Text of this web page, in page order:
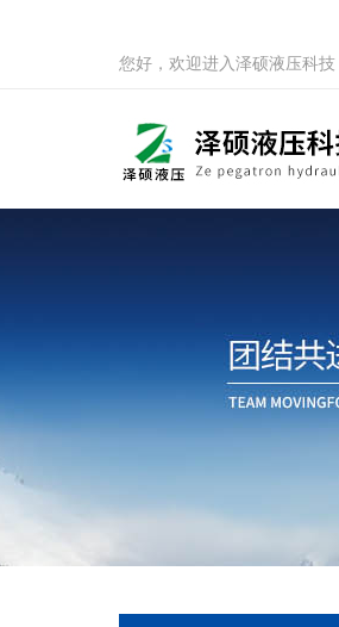
您好，欢迎进入泽硕液压科技